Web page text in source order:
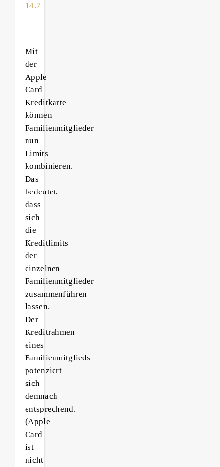
Mit
der
Apple
Card
Kreditkarte
können
Familienmitglieder
nun
Limits
kombinieren.
Das
bedeutet,
dass
sich
die
Kreditlimits
der
einzelnen
Familienmitglieder
zusammenführen
lassen.
Der
Kreditrahmen
eines
Familienmitglieds
potenziert
sich
demnach
entsprechend.
(Apple
Card
ist
nicht